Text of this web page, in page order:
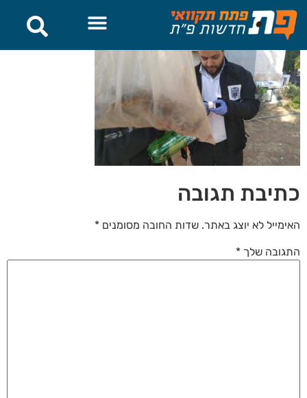
לתוכן
כתיבת תגובה
האימייל לא יוצג באתר. שדות החובה מסומנים *
התגובה שלך *